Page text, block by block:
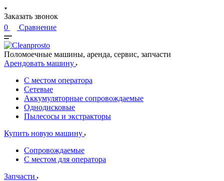
Заказать звонок
0
Сравнение
Поломоечные машины, аренда, сервис, запчасти
Арендовать машину
С местом оператора
Сетевые
Аккумуляторные сопровождаемые
Однодисковые
Пылесосы и экстракторы
Купить новую машину
Сопровождаемые
С местом для оператора
Запчасти